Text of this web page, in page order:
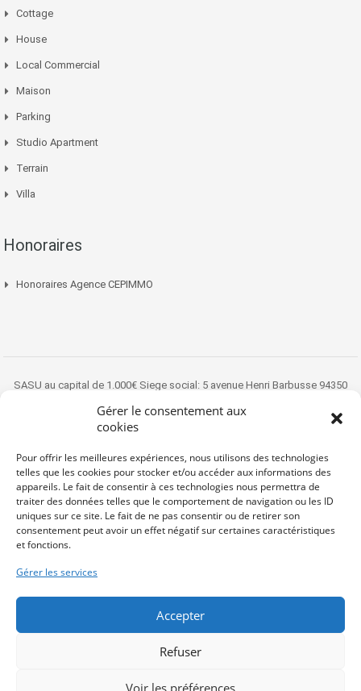
Gérer le consentement aux
cookies
Pour offrir les meilleures expériences, nous utilisons des technologies
telles que les cookies pour stocker et/ou accéder aux informations des
appareils. Le fait de consentir à ces technologies nous permettra de
traiter des données telles que le comportement de navigation ou les ID
uniques sur ce site. Le fait de ne pas consentir ou de retirer son
consentement peut avoir un effet négatif sur certaines caractéristiques
et fonctions.
Gérer les services
Accepter
Refuser
Voir les préférences
Cottage
House
Local Commercial
Maison
Parking
Studio Apartment
Terrain
Villa
Honoraires
Honoraires Agence CEPIMMO
SASU au capital de 1.000€ Siege social: 5 avenue Henri Barbusse 94350
immeubles et fonds de commerces n° CPI 9401 2016 000 012 213 délivrée
par la CCI de Paris Ile-de-France
Copyright 2022 ® cepimmo.fr